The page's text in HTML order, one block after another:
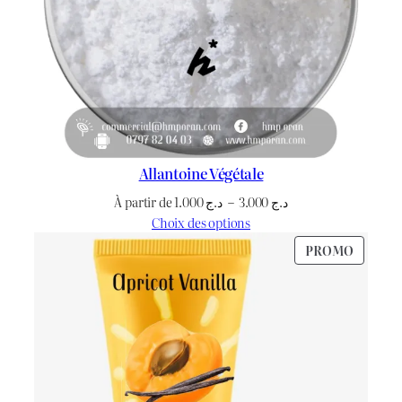
Allantoine Végétale
À partir de د.ج1.000 – د.جPlage
prix :
د.ج 1.000
Choix des options
PROMO
EN